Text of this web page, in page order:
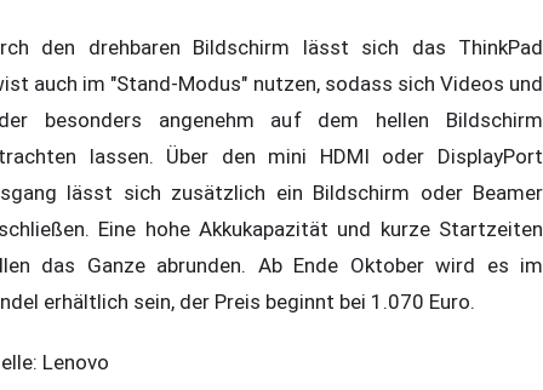
den drehbaren Bildschirm lässt sich das ThinkPad
auch im "Stand-Modus" nutzen, sodass sich Videos und
besonders angenehm auf dem hellen Bildschirm
lassen. Über den mini HDMI oder DisplayPort
lässt sich zusätzlich ein Bildschirm oder Beamer
Eine hohe Akkukapazität und kurze Startzeiten
das Ganze abrunden. Ab Ende Oktober wird es im
erhältlich sein, der Preis beginnt bei 1.070 Euro.
Lenovo